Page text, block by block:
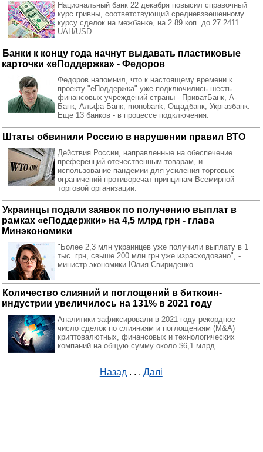
Национальный банк 22 декабря повысил справочный
курс гривны, соответствующий средневзвешенному
курсу сделок на межбанке, на 2.89 коп. до 27.2411
UAH/USD.
Банки к концу года начнут выдавать пластиковые
карточки «еПоддержка» - Федоров
Федоров напомнил, что к настоящему времени к
проекту "еПоддержка" уже подключились шесть
финансовых учреждений страны - ПриватБанк, А-
Банк, Альфа-Банк, monobank, Ощадбанк, Укргазбанк.
Еще 13 банков - в процессе подключения.
Штаты обвинили Россию в нарушении правил ВТО
Действия России, направленные на обеспечение
преференций отечественным товарам, и
использование пандемии для усиления торговых
ограничений противоречат принципам Всемирной
торговой организации.
Украинцы подали заявок по получению выплат в
рамках «еПоддержки» на 4,5 млрд грн - глава
Минэкономики
"Более 2,3 млн украинцев уже получили выплату в 1
тыс. грн, свыше 200 млн грн уже израсходовано", -
министр экономики Юлия Свириденко.
Количество слияний и поглощений в биткоин-
индустрии увеличилось на 131% в 2021 году
Аналитики зафиксировали в 2021 году рекордное
число сделок по слияниям и поглощениям (M&A)
криптовалютных, финансовых и технологических
компаний на общую сумму около $6,1 млрд.
Назад . . . Далі